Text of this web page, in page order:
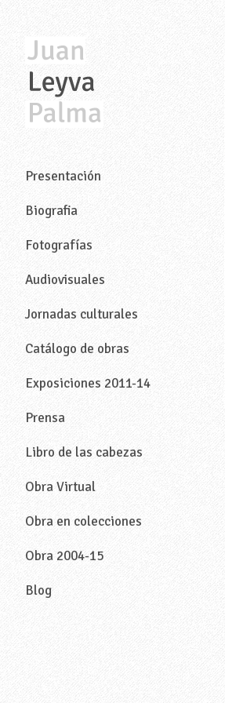
Presentación
Biografia
Fotografías
Audiovisuales
Jornadas culturales
Catálogo de obras
Exposiciones 2011-14
Prensa
Libro de las cabezas
Obra Virtual
Obra en colecciones
Obra 2004-15
Blog